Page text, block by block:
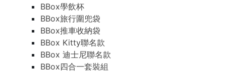
BBox學飲杯
BBox旅行圍兜袋
BBox推車收納袋
BBox Kitty聯名款
BBox 迪士尼聯名款
BBox四合一套裝組